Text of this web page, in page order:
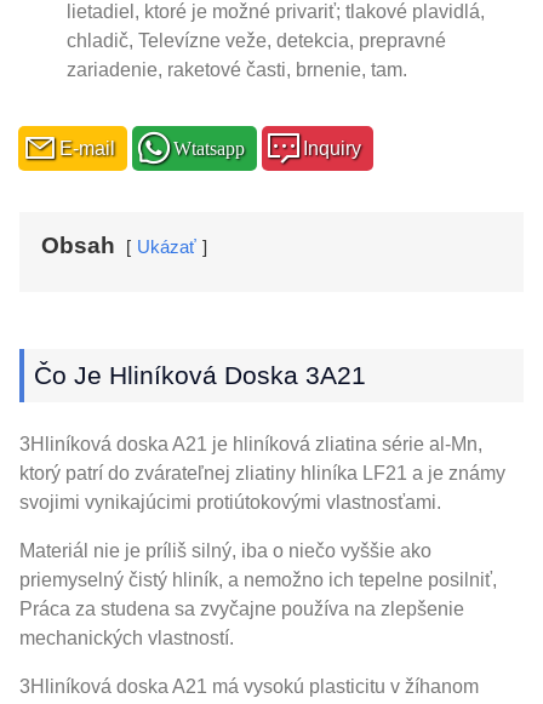
lietadiel, ktoré je možné privariť; tlakové plavidlá,
chladič, Televízne veže, detekcia, prepravné
zariadenie, raketové časti, brnenie, tam.
E-mail Wtatsapp Inquiry
Obsah Ukázať
Čo Je Hliníková Doska 3A21
3Hliníková doska A21 je hliníková zliatina série al-Mn,
ktorý patrí do zvárateľnej zliatiny hliníka LF21 a je známy
svojimi vynikajúcimi protiútokovými vlastnosťami.
Materiál nie je príliš silný, iba o niečo vyššie ako
priemyselný čistý hliník, a nemožno ich tepelne posilniť,
Práca za studena sa zvyčajne používa na zlepšenie
mechanických vlastností.
3Hliníková doska A21 má vysokú plasticitu v žíhanom